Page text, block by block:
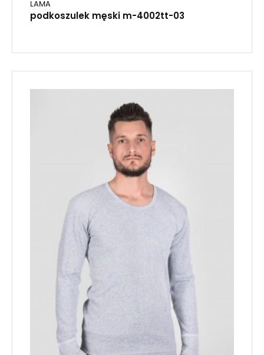
LAMA
podkoszulek męski m-4002tt-03